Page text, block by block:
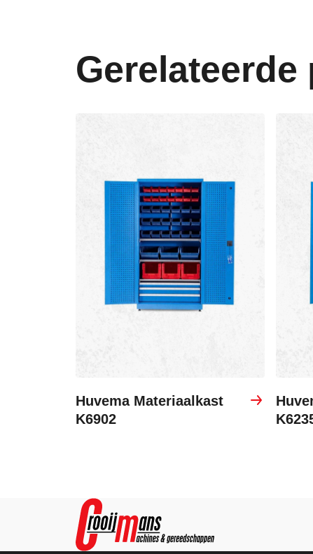
Huvema Materiaalkast
K6902